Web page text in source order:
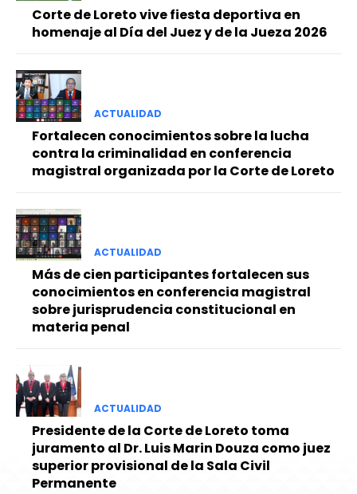
Corte de Loreto vive fiesta deportiva en
homenaje al Día del Juez y de la Jueza 2026
ACTUALIDAD
Fortalecen conocimientos sobre la lucha
contra la criminalidad en conferencia
magistral organizada por la Corte de Loreto
ACTUALIDAD
Más de cien participantes fortalecen sus
conocimientos en conferencia magistral
sobre jurisprudencia constitucional en
materia penal
ACTUALIDAD
Presidente de la Corte de Loreto toma
juramento al Dr. Luis Marin Douza como juez
superior provisional de la Sala Civil
Permanente